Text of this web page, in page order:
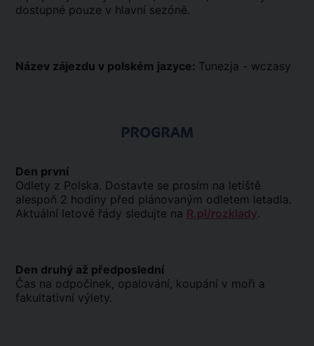
dostupné pouze v hlavní sezóně.
Název zájezdu v polském jazyce: Tunezja - wczasy
PROGRAM
Den první
Odlety z Polska. Dostavte se prosím na letiště
alespoň 2 hodiny před plánovaným odletem letadla.
Aktuální letové řády sledujte na R.pl/rozklady.
Den druhý až předposlední
Čas na odpočinek, opalování, koupání v moři a
fakultativní výlety.